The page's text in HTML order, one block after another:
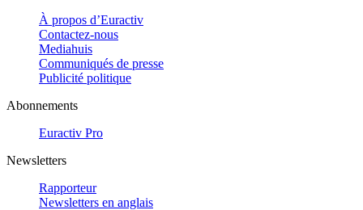
À propos d’Euractiv
Contactez-nous
Mediahuis
Communiqués de presse
Publicité politique
Abonnements
Euractiv Pro
Newsletters
Rapporteur
Newsletters en anglais